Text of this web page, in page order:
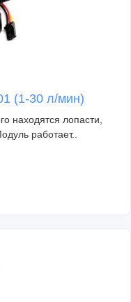
(1-30 л/мин)
находятся лопасти,
работает..